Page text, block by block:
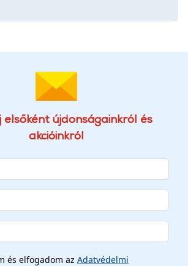
elsőként újdonságainkról és
akcióinkról
és elfogadom az Adatvédelmi